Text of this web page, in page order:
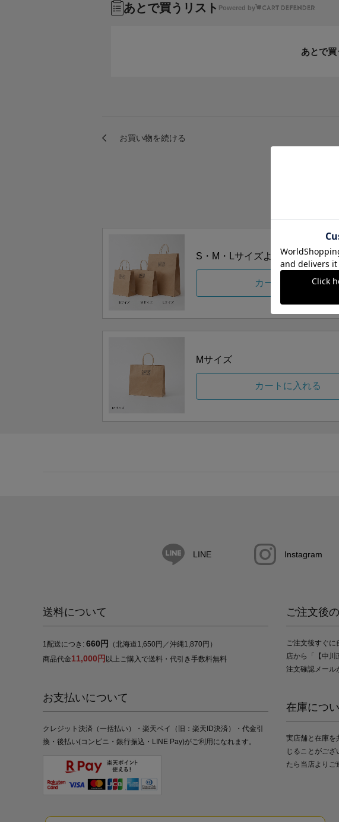
あとで買うリスト Powered by
あとで
手
S・M・Lサイズより当店にお任せ
カートに入れる
Mサイズ
カートに入れる
LINE Instagram
送料について
1配送につき: 660円
（北海道1,650円／沖縄1,870円）
商品代金11,000円 以上ご購入で送料・代引き手数料無料
お支払いについて
クレジット決済（一括払い）・楽天ペイ（旧：楽天ID決済）・代金引
換・後払い(コンビニ・銀行振込・LINE Pay)がご利用になれます。
ご注文後
ご注文後すぐに
店から「【中川
注文確認メール
在庫につ
実店舗と在庫を
じることがご
たら当店よりご